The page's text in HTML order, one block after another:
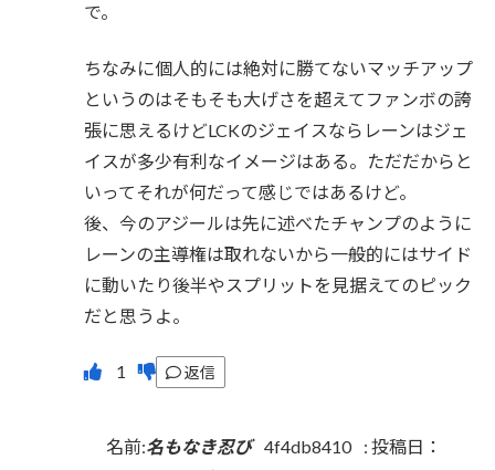
で。
ちなみに個人的には絶対に勝てないマッチアップ
というのはそもそも大げさを超えてファンボの誇
張に思えるけどLCKのジェイスならレーンはジェ
イスが多少有利なイメージはある。ただだからと
いってそれが何だって感じではあるけど。
後、今のアジールは先に述べたチャンプのように
レーンの主導権は取れないから一般的にはサイド
に動いたり後半やスプリットを見据えてのピック
だと思うよ。
返信
名前:名もなき忍び 4f4db8410 : 投稿日：